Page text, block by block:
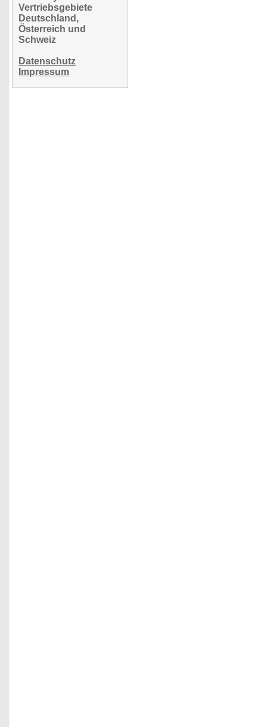
Vertriebsgebiete
Deutschland,
Österreich und
Schweiz
Datenschutz
Impressum